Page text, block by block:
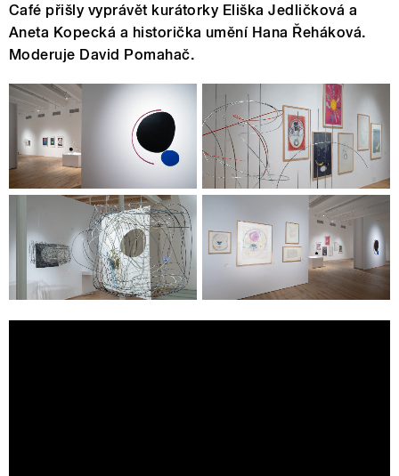
Café přišly vyprávět kurátorky Eliška Jedličková a
Aneta Kopecká a historička umění Hana Řeháková.
Moderuje David Pomahač.